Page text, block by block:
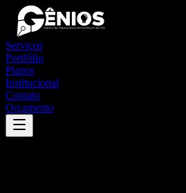
Serviços
Portfólio
Planos
Institucional
Contato
Orçamento